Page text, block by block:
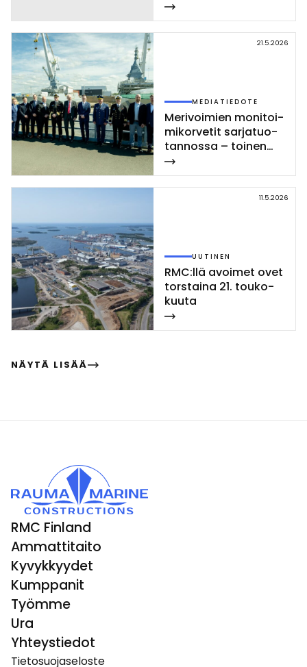
21.5.2026
MEDIATIEDOTE
Me­ri­voi­mien mo­ni­toi­
mi­kor­ve­tit sar­ja­tuo­
tan­nos­sa – toi­nen
Poh­jan­maa-luo­kan
kor­vet­ti las­ket­tiin ve­
sil­le Rau­mal­la
11.5.2026
UUTINEN
RMC:llä avoi­met ovet
tors­tai­na 21. tou­ko­
kuu­ta
NÄYTÄ LISÄÄ
RMC Finland
Ammattitaito
Kyvykkyydet
Kumppanit
Työmme
Ura
Yhteystiedot
Tietosuojaseloste